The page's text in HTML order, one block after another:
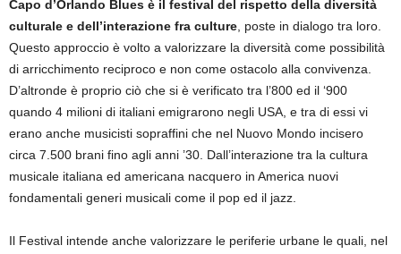
Capo d’Orlando Blues è il festival del rispetto della diversità
culturale e dell’interazione fra culture , poste in dialogo tra loro.
Questo approccio è volto a valorizzare la diversità come possibilità
di arricchimento reciproco e non come ostacolo alla convivenza.
D’altronde è proprio ciò che si è verificato tra l’800 ed il ‘900
quando 4 milioni di italiani emigrarono negli USA, e tra di essi vi
erano anche musicisti sopraffini che nel Nuovo Mondo incisero
circa 7.500 brani fino agli anni ’30. Dall’interazione tra la cultura
musicale italiana ed americana nacquero in America nuovi
fondamentali generi musicali come il pop ed il jazz.
Il Festival intende anche valorizzare le periferie urbane le quali, nel